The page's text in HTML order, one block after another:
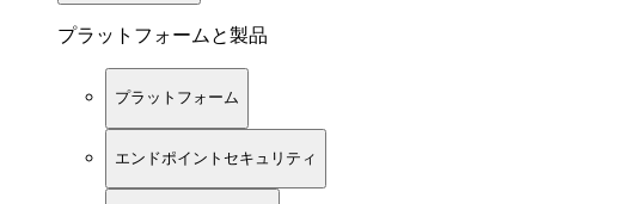
プラットフォームと製品
プラットフォーム
エンドポイントセキュリティ